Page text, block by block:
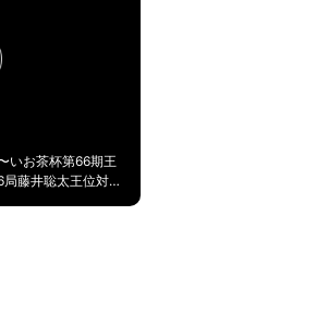
いお茶杯第66期王
藤井聡太王位対永